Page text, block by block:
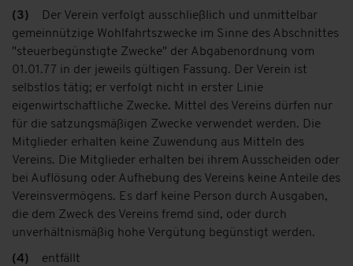
(3) Der Verein verfolgt ausschließlich und unmittelbar
gemeinnützige Wohlfahrtszwecke im Sinne des Abschnittes
"steuerbegünstigte Zwecke" der Abgabenordnung vom
01.01.77 in der jeweils gültigen Fassung. Der Verein ist
selbstlos tätig; er verfolgt nicht in erster Linie
eigenwirtschaftliche Zwecke. Mittel des Vereins dürfen nur
für die satzungsmäßigen Zwecke verwendet werden. Die
Mitglieder erhalten keine Zuwendung aus Mitteln des
Vereins. Die Mitglieder erhalten bei ihrem Ausscheiden oder
bei Auflösung oder Aufhebung des Vereins keine Anteile des
Vereinsvermögens. Es darf keine Person durch Ausgaben,
die dem Zweck des Vereins fremd sind, oder durch
unverhältnismäßig hohe Vergütung begünstigt werden.
(4) entfällt